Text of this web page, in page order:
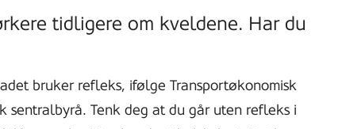
tidligere om kveldene. Har du
bruker refleks, ifølge Transportøkonomisk
sentralbyrå. Tenk deg at du går uten refleks i